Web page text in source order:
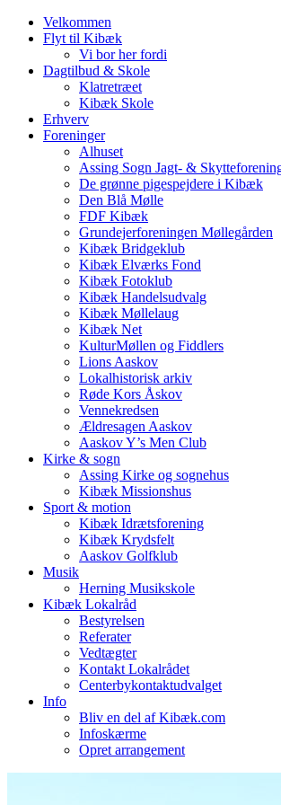
Velkommen
Flyt til Kibæk
Vi bor her fordi
Dagtilbud & Skole
Klatretræet
Kibæk Skole
Erhverv
Foreninger
Alhuset
Assing Sogn Jagt- &
De grønne pigespejdere i Kibæk
Den Blå Mølle
FDF Kibæk
Grundejerforeningen Møllegården
Kibæk Bridgeklub
Kibæk Elværks Fond
Kibæk Fotoklub
Kibæk Handelsudvalg
Kibæk Møllelaug
Kibæk Net
KulturMøllen og Fiddlers
Lions Aaskov
Lokalhistorisk arkiv
Røde Kors Åskov
Vennekredsen
Ældresagen Aaskov
Aaskov Y’s Men Club
Kirke & sogn
Assing Kirke og sognehus
Kibæk Missionshus
Sport & motion
Kibæk Idrætsforening
Kibæk Krydsfelt
Aaskov Golfklub
Musik
Herning Musikskole
Kibæk Lokalråd
Bestyrelsen
Referater
Vedtægter
Kontakt Lokalrådet
Centerbykontaktudvalget
Info
Bliv en del af Kibæk.com
Infoskærme
Opret arrangement